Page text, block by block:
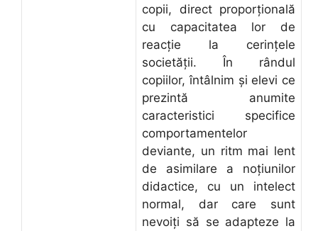
copii, direct proporțională
cu capacitatea lor de
reacție la cerințele
societății. În rândul
copiilor, întâlnim și elevi ce
prezintă anumite
caracteristici specifice
comportamentelor
deviante, un ritm mai lent
de asimilare a noțiunilor
didactice, cu un intelect
normal, dar care sunt
nevoiți să se adapteze la